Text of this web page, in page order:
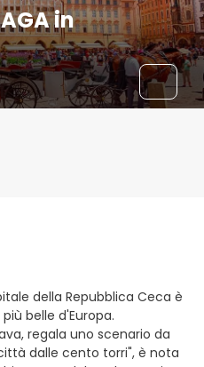
in
della Repubblica Ceca è
belle d'Europa.
regala uno scenario da
dalle cento torri", è nota